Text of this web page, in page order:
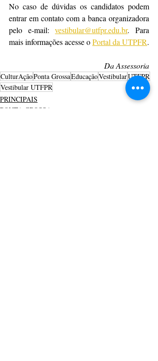
No caso de dúvidas os candidatos podem
entrar em contato com a banca organizadora
pelo e-mail: vestibular@utfpr.edu.br. Para
mais informações acesse o Portal da UTPFR.
Da Assessoria
CulturAçãoPonta GrossaEducaçãoVestibularUTFPR
Vestibular UTFPR
PRINCIPAIS
PONTA GROSSA